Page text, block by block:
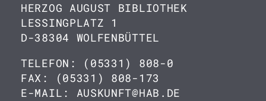
HERZOG AUGUST BIBLIOTHEK
LESSINGPLATZ 1
D-38304 WOLFENBÜTTEL
TELEFON: (05331) 808-0
FAX: (05331) 808-173
E-MAIL: AUSKUNFT@HAB.DE